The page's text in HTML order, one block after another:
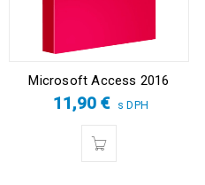
Microsoft Access 2016
11,90€ s DPH